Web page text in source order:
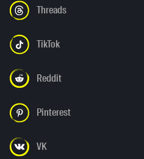
Threads
TikTok
Reddit
Pinterest
VK